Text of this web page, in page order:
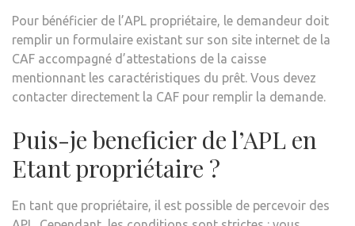
Pour bénéficier de l’APL propriétaire, le demandeur doit
remplir un formulaire existant sur son site internet de la
CAF accompagné d’attestations de la caisse
mentionnant les caractéristiques du prêt. Vous devez
contacter directement la CAF pour remplir la demande.
Puis-je beneficier de l’APL en
Etant propriétaire ?
En tant que propriétaire, il est possible de percevoir des